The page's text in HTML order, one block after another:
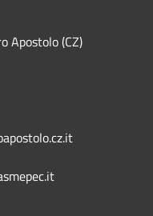
Apostolo (CZ)